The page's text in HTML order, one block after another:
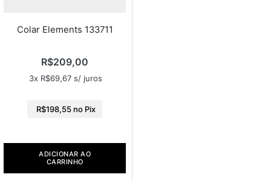
Colar Elements 133711
R$209,00
3x R$69,67 s/ juros
R$198,55 no Pix
ADICIONAR AO
CARRINHO